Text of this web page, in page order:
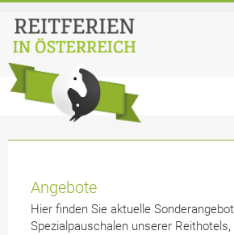
Angebote
Hier finden Sie aktuelle
Spezialpauschalen unserer